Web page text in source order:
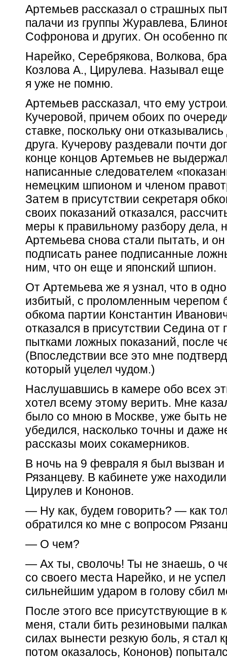
Артемьев рассказал о страшных
палачи из группы Журавлева,
Софронова и других. Он особенно
Нарейко, Серебрякова, Волкова,
Козлова А., Цирулева. Называл еще
я уже не помню.
Артемьев рассказал, что ему
Кучеровой, причем обоих по
ставке, поскольку они
друга. Кучерову раздевали почти
конце концов Артемьев не
написанные следователем
немецким шпионом и членом
Затем в присутствии секретаря
своих показаний отказался,
меры к правильному разбору дела,
Артемьева снова стали пытать, и
подписать ранее подписанные
ним, что он еще и японский шпион.
От Артемьева же я узнал, что в
избитый, с проломленным черепом
обкома партии Константин
отказался в присутствии Седина
пытками ложных показаний, после
(Впоследствии все это мне
который уцелел чудом.)
Наслушавшись в камере обо всех
хотел всему этому верить. Мне
было со мною в Москве, уже быть
убедился, насколько точны и даже
рассказы моих сокамерников.
В ночь на 9 февраля я был вызван и
Рязанцеву. В кабинете уже
Цирулев и Кононов.
— Ну как, будем говорить? — как
обратился ко мне с вопросом
— О чем?
— Ах ты, сволочь! Ты не знаешь, о
со своего места Нарейко, и не
сильнейшим ударом в голову сбил
После этого все присутствующие в
меня, стали бить резиновыми
силах вынести резкую боль, я стал
потом оказалось, Кононов)